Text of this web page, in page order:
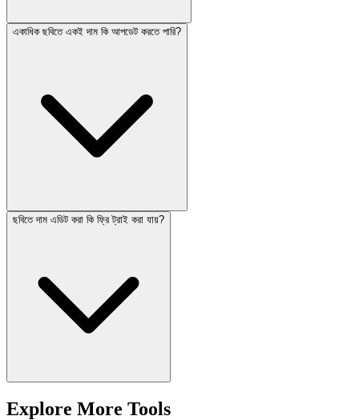
একাধিক ছবিতে একই দাম কি আপডেট করতে পারি?
ছবিতে দাম এডিট করা কি ফ্রি ট্রাই করা যায়?
Explore More Tools